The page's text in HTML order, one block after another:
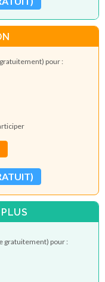
pour :
gratuitement) pour :